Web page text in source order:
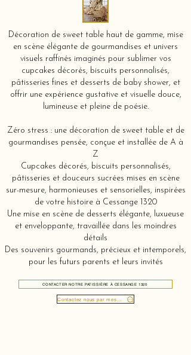
Décoration de sweet table haut de gamme, mise
en scène élégante de gourmandises et univers
visuels raffinés imaginés pour sublimer vos
cupcakes décorés, biscuits personnalisés,
pâtisseries fines et desserts de baby shower, et
offrir une expérience gustative et visuelle douce,
lumineuse et pleine de poésie.
Zéro stress : une décoration de sweet table et de
gourmandises pensée, conçue et installée de A à
Z
Cupcakes décorés, biscuits personnalisés,
pâtisseries et douceurs sucrées mises en scène
sur-mesure, harmonieuses et sensorielles, inspirées
de votre histoire à Cessange 1320
Une mise en scène de desserts élégante, luxueuse
et enveloppante, travaillée dans les moindres
détails
Des souvenirs gourmands, précieux et intemporels,
pour les futurs parents et leurs invités
CONTACTER NOTRE PATISSIÈRE À CESSANGE 1320